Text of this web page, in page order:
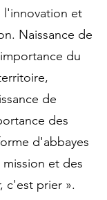
l'innovation et
Naissance de
du
de
des
d'abbayes
et des
c'est prier ».